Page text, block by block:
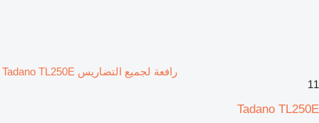
رافعة لجميع التضاريس Tadano TL250E
11
Tadano TL250E